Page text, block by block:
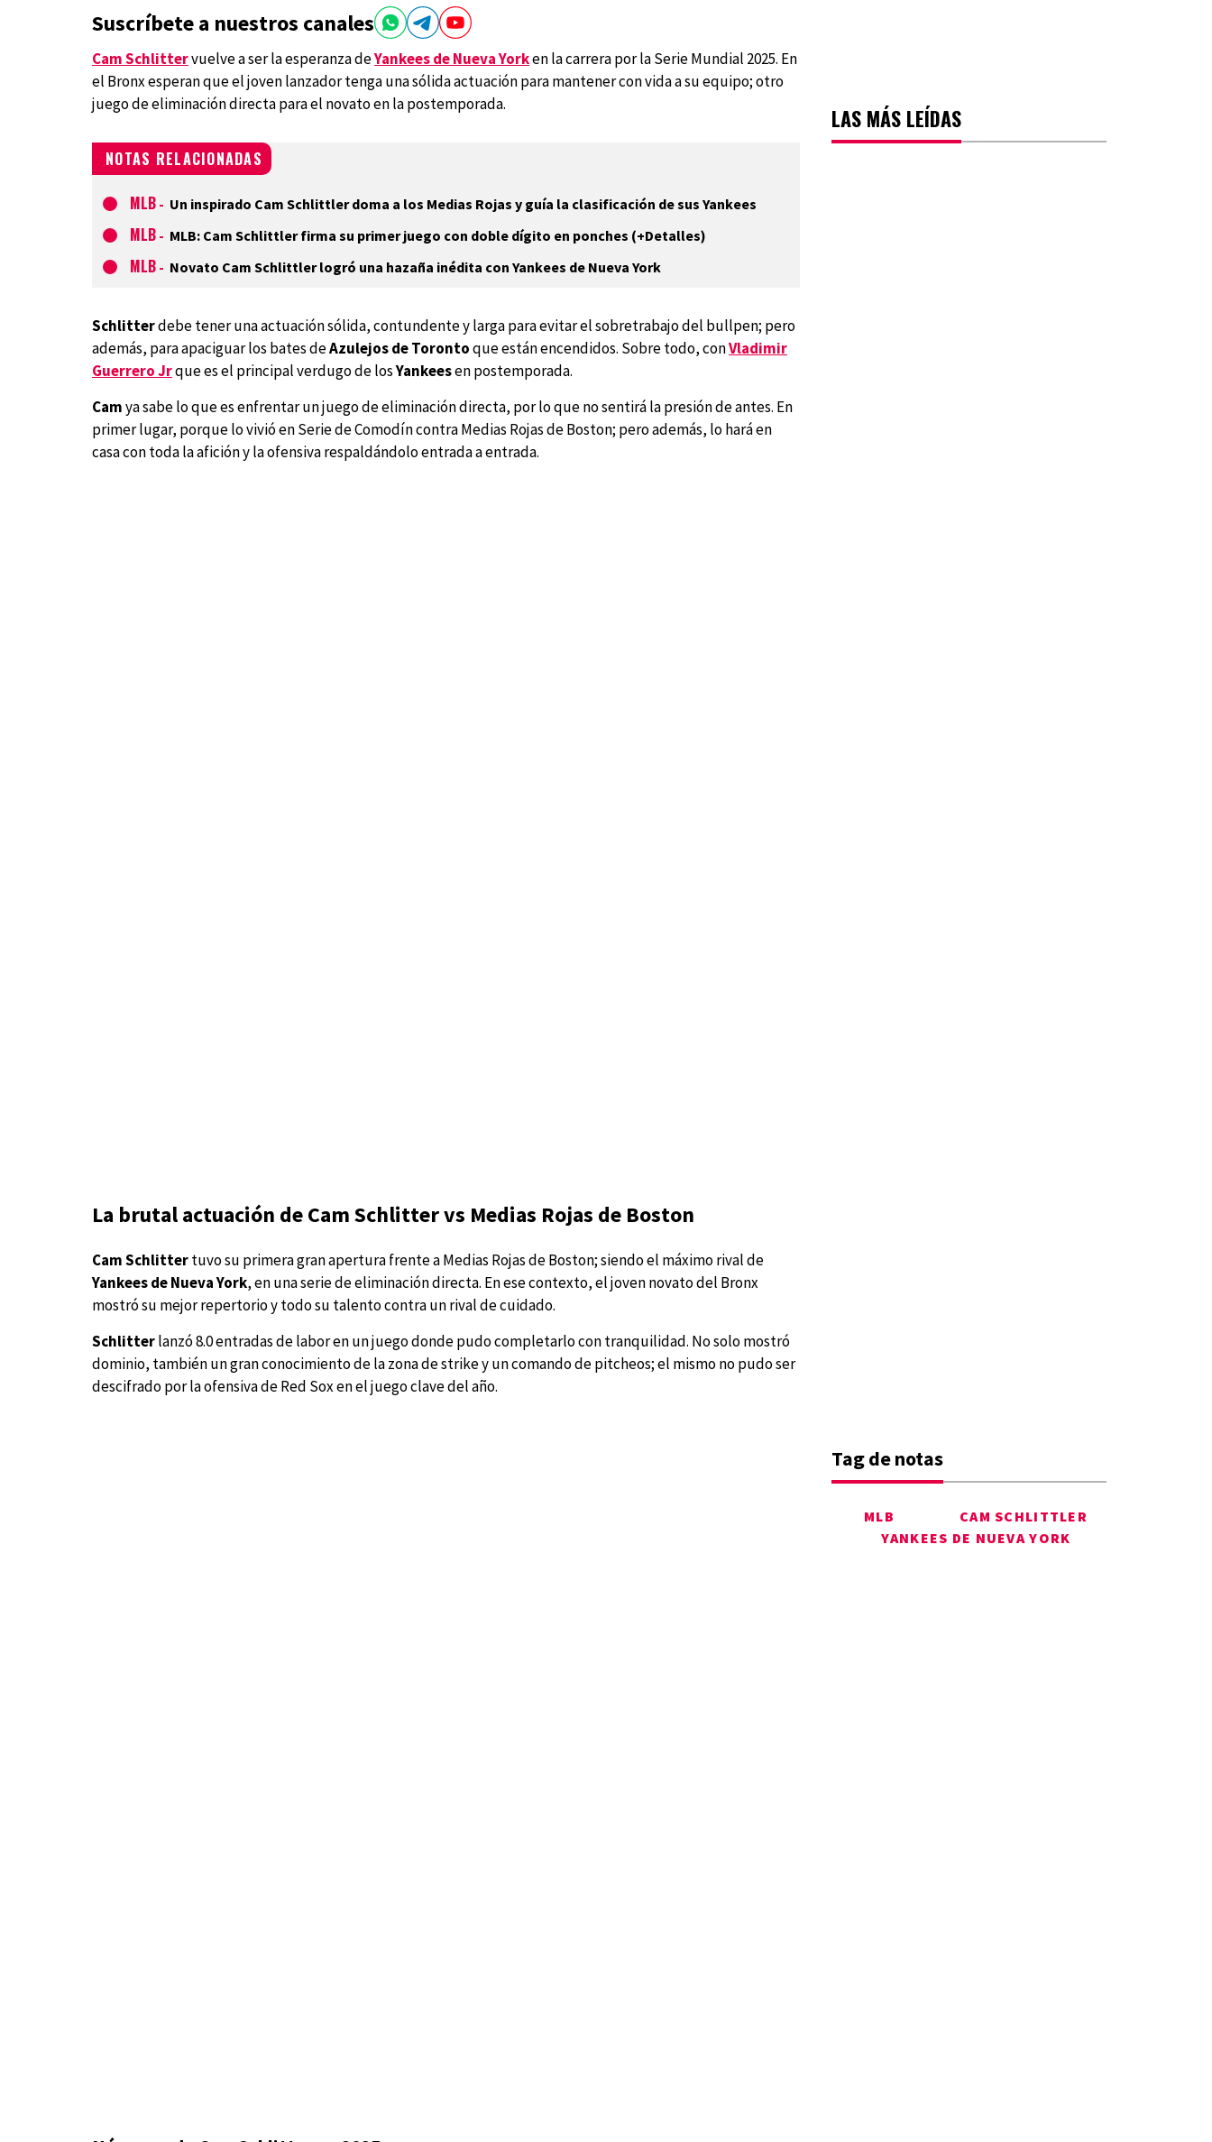
Suscríbete a nuestros canales
Cam Schlittervuelve a ser la esperanza deYankees de Nueva Yorken la carrera por la Serie Mundial 2025. En
el Bronx esperan que el joven lanzador tenga una sólida actuación para mantener con vida a su equipo; otro
juego de eliminación directa para el novato en la postemporada.
NOTAS RELACIONADAS
MLB - Un inspirado Cam Schlittler doma a los Medias Rojas y guía la clasificación de sus Yankees
MLB - MLB: Cam Schlittler firma su primer juego con doble dígito en ponches (+Detalles)
MLB - Novato Cam Schlittler logró una hazaña inédita con Yankees de Nueva York
Schlitterdebe tener una actuación sólida, contundente y larga para evitar el sobretrabajo del bullpen; pero
además, para apaciguar los bates deAzulejos de Torontoque están encendidos. Sobre todo, conVladimir
Guerrero Jrque es el principal verdugo de losYankeesen postemporada.
Camya sabe lo que es enfrentar un juego de eliminación directa, por lo que no sentirá la presión de antes. En
primer lugar, porque lo vivió en Serie de Comodín contra Medias Rojas de Boston; pero además, lo hará en
casa con toda la afición y la ofensiva respaldándolo entrada a entrada.
La brutal actuación de Cam Schlitter vs Medias Rojas de Boston
Cam Schlittertuvo su primera gran apertura frente a Medias Rojas de Boston; siendo el máximo rival de
Yankees de Nueva York, en una serie de eliminación directa. En ese contexto, el joven novato del Bronx
mostró su mejor repertorio y todo su talento contra un rival de cuidado.
Schlitterlanzó 8.0 entradas de labor en un juego donde pudo completarlo con tranquilidad. No solo mostró
dominio, también un gran conocimiento de la zona de strike y un comando de pitcheos; el mismo no pudo ser
descifrado por la ofensiva de Red Sox en el juego clave del año.
LAS MÁS LEÍDAS
Tag de notas
MLB
CAM SCHLITTLER
YANKEES DE NUEVA YORK